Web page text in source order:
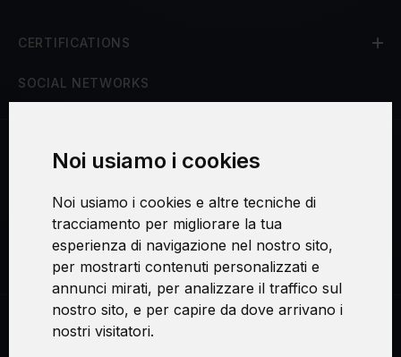
Noi usiamo i cookies
Noi usiamo i cookies e altre tecniche di
tracciamento per migliorare la tua
esperienza di navigazione nel nostro sito,
per mostrarti contenuti personalizzati e
annunci mirati, per analizzare il traffico sul
nostro sito, e per capire da dove arrivano i
nostri visitatori.
CERTIFICATIONS
SOCIAL NETWORKS
Procedura di reclamo
Consenso al trattamento dei dati personali
Sicurezza e privacy
Swirl logoTM je ochranná známka společnosti AXELOS Limited. ITIL®